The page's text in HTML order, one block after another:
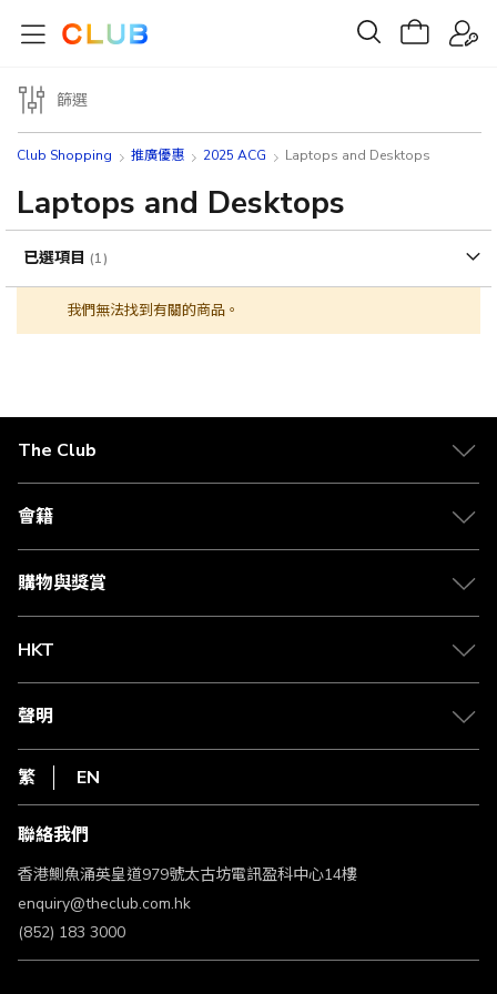
Club Shopping 推廣優惠 2025 ACG Laptops and Desktops
Laptops and Desktops
我們無法找到有關的商品。
篩選
已選項目
The Club
關於 The Club
合作夥伴
媒體中心
會籍
會籍及專屬禮遇
賺取積分
購物與獎賞
物流與配送
Club Shopping 商品領取站
常見問題
HKT
csl.
1010
HKT
聲明
私隱聲明
使用條款
條款及細則
不歧視及不騷擾聲明
認可牌照及通告
繁 EN
聯絡我們
香港鰂魚涌英皇道979號太古坊電訊盈科中心14樓
enquiry@theclub.com.hk
(852) 183 3000